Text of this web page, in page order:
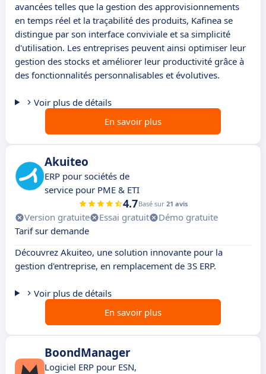
avancées telles que la gestion des approvisionnements
en temps réel et la traçabilité des produits, Kafinea se
distingue par son interface conviviale et sa simplicité
d'utilisation. Les entreprises peuvent ainsi optimiser leur
gestion des stocks et améliorer leur productivité grâce à
des fonctionnalités personnalisables et évolutives.
Voir plus de détails
En savoir plus
Akuiteo
ERP pour sociétés de
service pour PME & ETI
4.7Basé sur 21 avis
Version gratuite Essai gratuit
Démo gratuite
Tarif sur demande
Découvrez Akuiteo, une solution innovante pour la
gestion d'entreprise, en remplacement de 3S ERP.
Voir plus de détails
En savoir plus
BoondManager
Logiciel ERP pour ESN,